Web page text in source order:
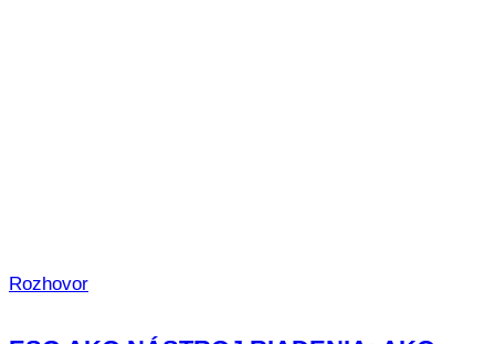
Rozhovor